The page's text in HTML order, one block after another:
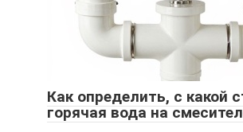
Как определить, с какой
горячая вода на